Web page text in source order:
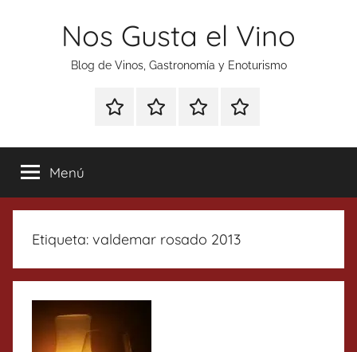
Nos Gusta el Vino
Blog de Vinos, Gastronomía y Enoturismo
Especial
Tonics
Enoturismo
Gastronomía
RankingContacto
Menú
Etiqueta: valdemar rosado 2013